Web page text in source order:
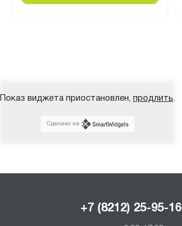
Показ виджета приостановлен, продлить.
Сделано на
+7 (8212) 25-95-16